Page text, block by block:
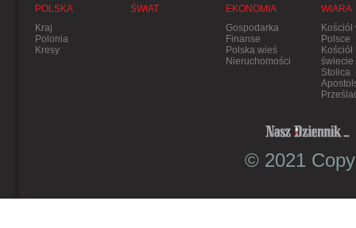
POLSKA
Kraj
Polonia
Kresy
ŚWIAT
EKONOMIA
Gospodarka
Finanse
Polska wieś
Nieruchomości
WIARA
Kościół
Polsce
Kościół
świecie
Stolica
© 2021